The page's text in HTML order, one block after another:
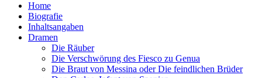
Home
Biografie
Inhaltsangaben
Dramen
Die Räuber
Die Verschwörung des Fiesco zu Genua
Die Braut von Messina oder Die feindlichen Brüder